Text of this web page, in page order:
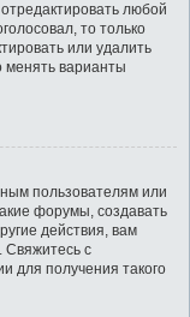
любой
то только
или удалить
менять варианты
пользователям или
форумы, создавать
действия, вам
Свяжитесь с
для получения такого